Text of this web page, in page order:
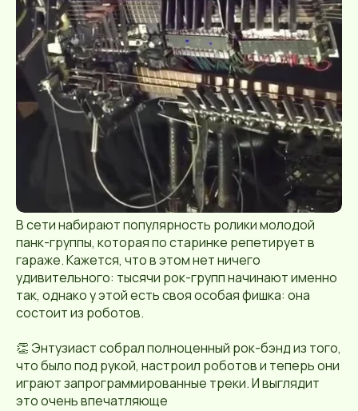
В сети набирают популярность ролики молодой
панк-группы, которая по старинке репетирует в
гараже. Кажется, что в этом нет ничего
удивительного: тысячи рок-групп начинают именно
так, однако у этой есть своя особая фишка: она
состоит из роботов.
👏 Энтузиаст собрал полноценный рок-бэнд из того,
что было под рукой, настроил роботов и теперь они
играют запрограммированные треки. И выглядит
это очень впечатляюще